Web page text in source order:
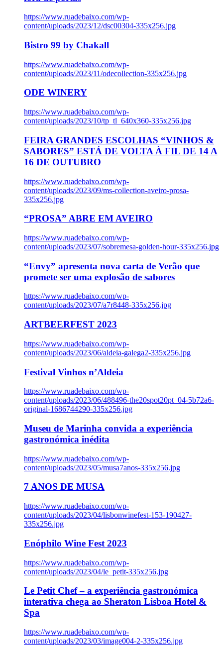
https://www.ruadebaixo.com/wp-
content/uploads/2023/12/dsc00304-335x256.jpg
Bistro 99 by Chakall
https://www.ruadebaixo.com/wp-
content/uploads/2023/11/odecollection-335x256.jpg
ODE WINERY
https://www.ruadebaixo.com/wp-
content/uploads/2023/10/tp_tl_640x360-335x256.jpg
FEIRA GRANDES ESCOLHAS “VINHOS &
SABORES” ESTÁ DE VOLTA À FIL DE 14 A
16 DE OUTUBRO
https://www.ruadebaixo.com/wp-
content/uploads/2023/09/ms-collection-aveiro-prosa-
335x256.jpg
“PROSA” ABRE EM AVEIRO
https://www.ruadebaixo.com/wp-
content/uploads/2023/07/sobremesa-golden-hour-335x256.jpg
“Envy” apresenta nova carta de Verão que
promete ser uma explosão de sabores
https://www.ruadebaixo.com/wp-
content/uploads/2023/07/a7r8448-335x256.jpg
ARTBEERFEST 2023
https://www.ruadebaixo.com/wp-
content/uploads/2023/06/aldeia-galega2-335x256.jpg
Festival Vinhos n’Aldeia
https://www.ruadebaixo.com/wp-
content/uploads/2023/06/488496-the20spot20pt_04-5b72a6-
original-1686744290-335x256.jpg
Museu de Marinha convida a experiência
gastronómica inédita
https://www.ruadebaixo.com/wp-
content/uploads/2023/05/musa7anos-335x256.jpg
7 ANOS DE MUSA
https://www.ruadebaixo.com/wp-
content/uploads/2023/04/lisbonwinefest-153-190427-
335x256.jpg
Enóphilo Wine Fest 2023
https://www.ruadebaixo.com/wp-
content/uploads/2023/04/le_petit-335x256.jpg
Le Petit Chef – a experiência gastronómica
interativa chega ao Sheraton Lisboa Hotel &
Spa
https://www.ruadebaixo.com/wp-
content/uploads/2023/03/image004-2-335x256.jpg